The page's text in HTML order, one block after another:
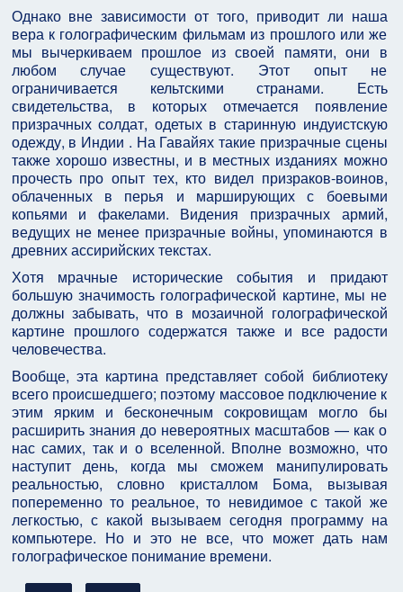
Однако вне зависимости от того, приводит ли наша
вера к голографическим фильмам из прошлого или же
мы вычеркиваем прошлое из своей памяти, они в
любом случае существуют. Этот опыт не
ограничивается кельтскими странами. Есть
свидетельства, в которых отмечается появление
призрачных солдат, одетых в старинную индуистскую
одежду, в Индии . На Гавайях такие призрачные сцены
также хорошо известны, и в местных изданиях можно
прочесть про опыт тех, кто видел призраков-воинов,
облаченных в перья и марширующих с боевыми
копьями и факелами. Видения призрачных армий,
ведущих не менее призрачные войны, упоминаются в
древних ассирийских текстах.
Хотя мрачные исторические события и придают
большую значимость голографической картине, мы не
должны забывать, что в мозаичной голографической
картине прошлого содержатся также и все радости
человечества.
Вообще, эта картина представляет собой библиотеку
всего происшедшего; поэтому массовое подключение к
этим ярким и бесконечным сокровищам могло бы
расширить знания до невероятных масштабов — как о
нас самих, так и о вселенной. Вполне возможно, что
наступит день, когда мы сможем манипулировать
реальностью, словно кристаллом Бома, вызывая
попеременно то реальное, то невидимое с такой же
легкостью, с какой вызываем сегодня программу на
компьютере. Но и это не все, что может дать нам
голографическое понимание времени.